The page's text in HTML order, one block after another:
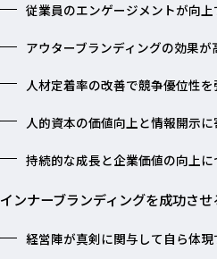
従業員のエンゲージメントが向上
アウターブランディングの効果が
人材定着率の改善で競争優位性を
人的資本の価値向上と情報開示に
持続的な成長と企業価値の向上に
インナーブランディングを成功さ
経営陣が真剣に関与して自ら体現